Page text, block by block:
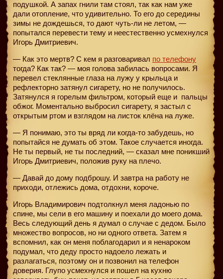
подушкой. А запах гнили там стоял, так как нам уже
дали отопление, что удивительно. То его до середины
зимы не дождешься, то дают чуть-ли не летом, —
попытался перевести тему и неестественно усмехнулся
Игорь Дмитриевич.
— Как это мертв? С кем я разговаривал по телефону
тогда? Как так? — моя голова забилась вопросами. Я
перевел стеклянные глаза на лужу у крыльца и
рефлекторно затянул сигарету, но не получилось.
Затянулся я горелым фильтром, который еще и пальцы
обжог. Моментально выбросил сигарету, я застыл с
открытым ртом и взглядом на листок клёна на луже.
— Я понимаю, это ты вряд ли когда-то забудешь, но
попытайся не думать об этом. Такое случается иногда.
Не ты первый, не ты последний, — сказал мне поникший
Игорь Дмитриевич, положив руку на плечо.
— Давай до дому подброшу. И завтра на работу не
приходи, отлежись дома, отдохни, короче.
Игорь Владимирович подтолкнул меня ладонью по
спине, мы сели в его машину и поехали до моего дома.
Весь следующий день я думал о случае с дедом. Было
множество вопросов, но ни одного ответа. Затем я
вспомнил, как он меня поблагодарил и я ненароком
подумал, что деду просто надоело лежать и
разлагаться, поэтому он и позвонил на телефон
доверия. Глупо усмехнулся и пошел на кухню